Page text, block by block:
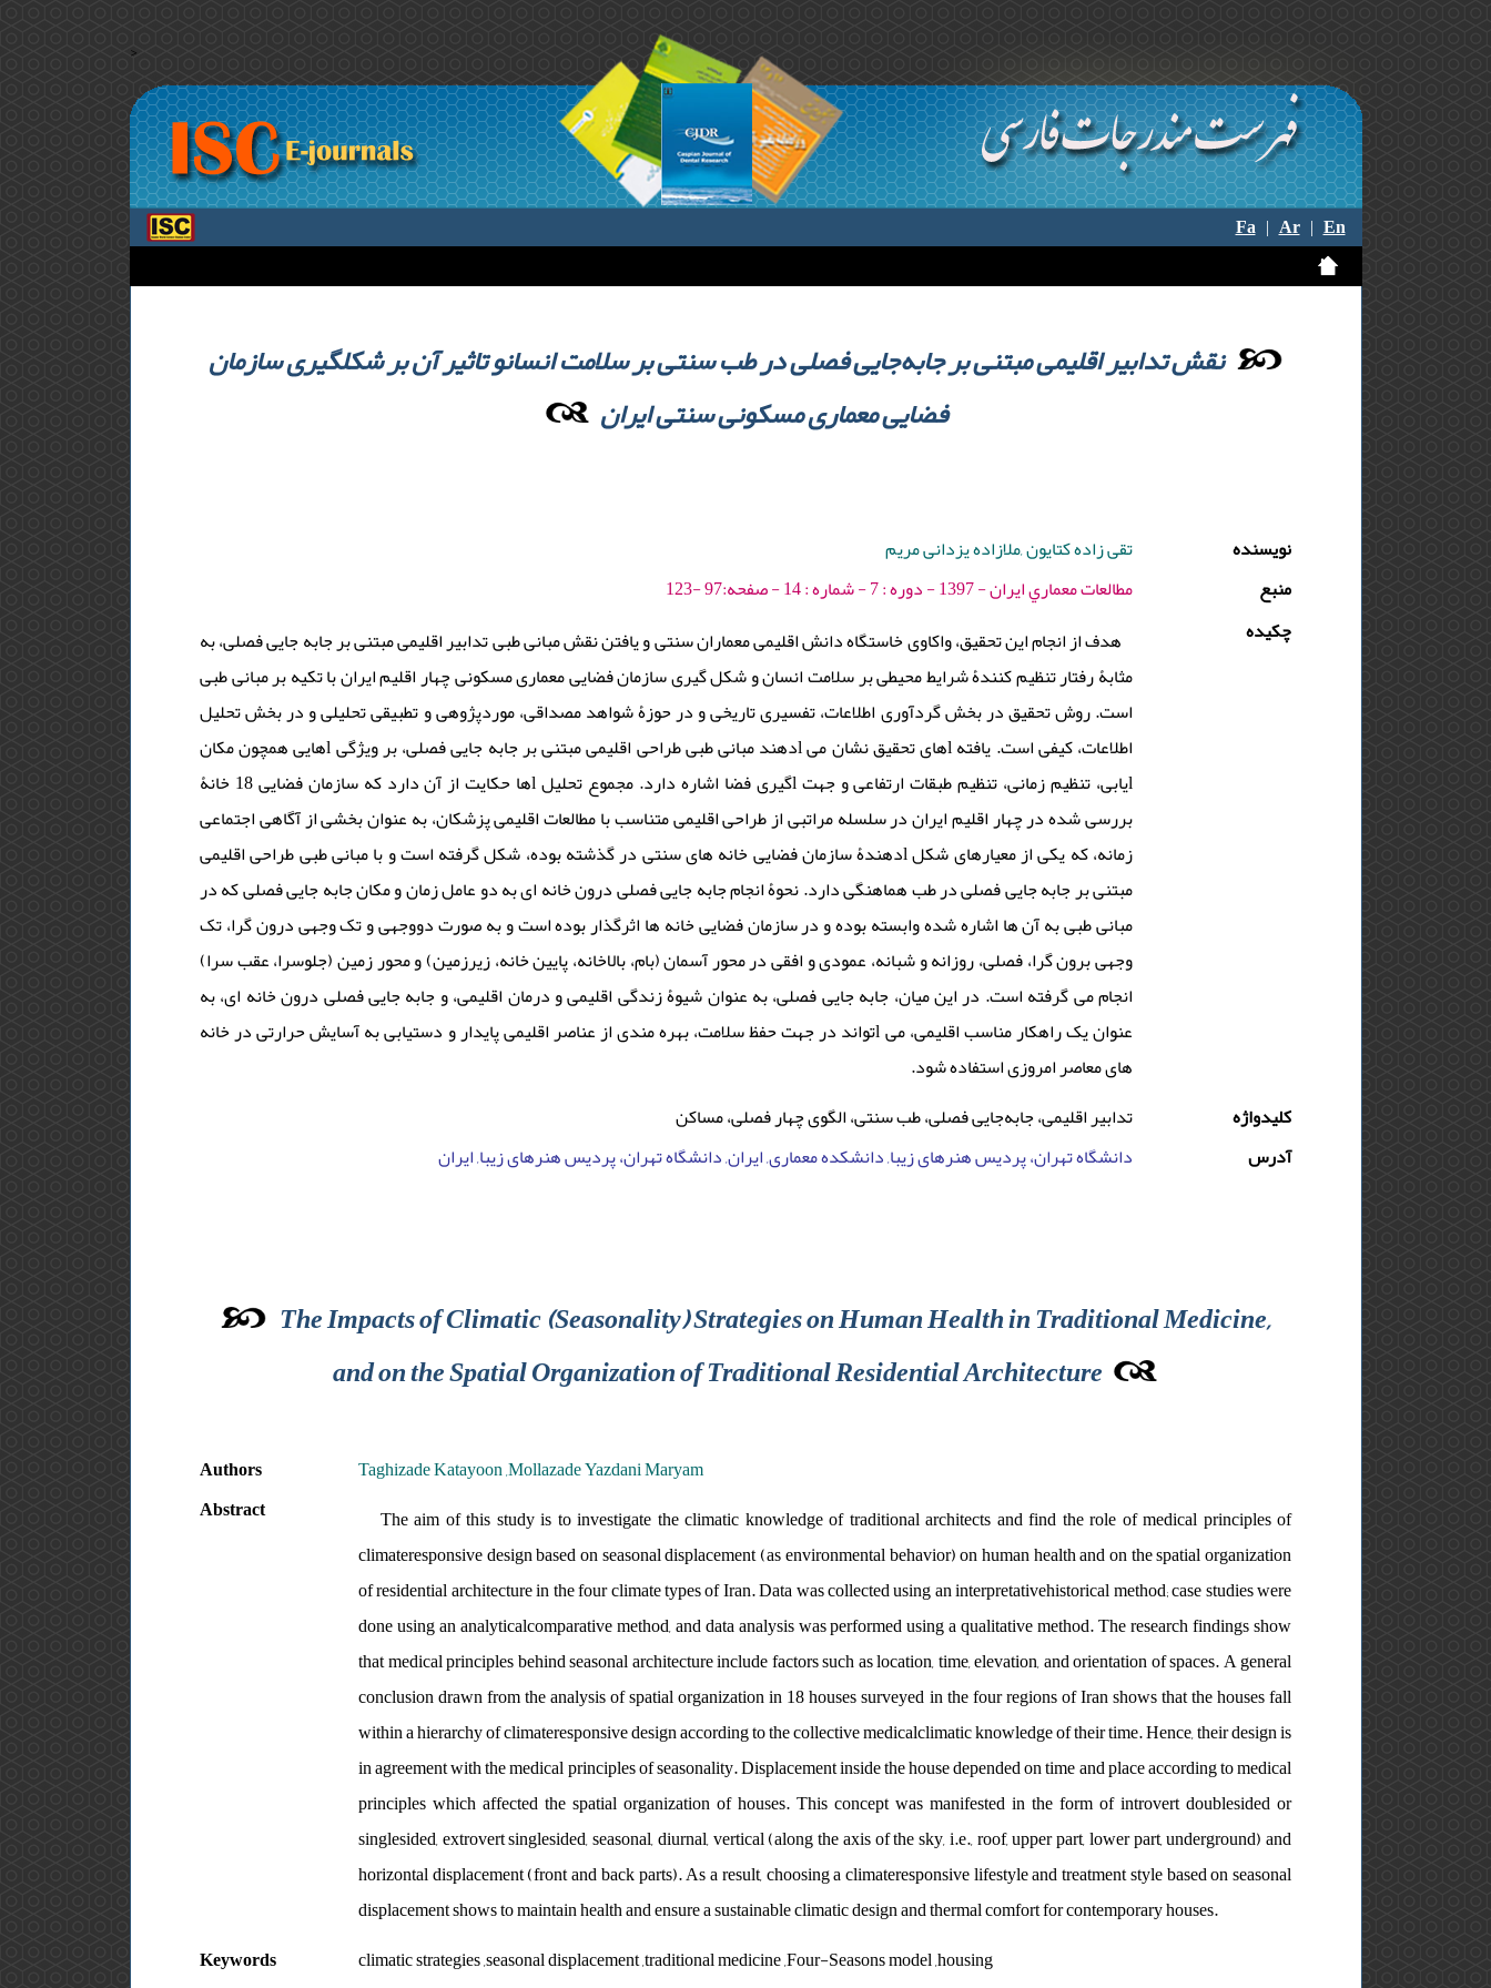
>
Fa|Ar|En
نقش تدابیر اقلیمی مبتنی بر جابه‌جایی فصلی در طب سنتی بر سلامت انسانو تاثیر آن بر شکل‎گیری سازمان
فضایی معماری مسکونی سنتی ایران
نویسنده
تقی زاده کتایون ,ملازاده یزدانی مریم
منبع
مطالعات معماري ايران - 1397 - دوره : 7 - شماره : 14 - صفحه:97 -123
چکیده
هدف از انجام این تحقیق، واکاوی خاستگاه دانش اقلیمی معماران سنتی و یافتن نقش مبانی طبی تدابیر اقلیمی مبتنی بر جابه جایی فصلی، به
مثابۀ رفتار تنظیم کنندۀ شرایط محیطی بر سلامت انسان و شکل گیری سازمان فضایی معماری مسکونی چهار اقلیم ایران با تکیه بر مبانی طبی
است. روش تحقیق در بخش گردآوری اطلاعات، تفسیری تاریخی و در حوزۀ شواهد مصداقی، موردپژوهی و تطبیقی تحلیلی و در بخش تحلیل
اطلاعات، کیفی است. یافته lهای تحقیق نشان می lدهند مبانی طبی طراحی اقلیمی مبتنی بر جابه جایی فصلی، بر ویژگی lهایی همچون مکان
lیابی، تنظیم زمانی، تنظیم طبقات ارتفاعی و جهت lگیری فضا اشاره دارد. مجموع تحلیل lها حکایت از آن دارد که سازمان فضایی 18 خانۀ
بررسی شده در چهار اقلیم ایران در سلسله مراتبی از طراحی اقلیمی متناسب با مطالعات اقلیمی پزشکان، به عنوان بخشی از آگاهی اجتماعی
زمانه، که یکی از معیارهای شکل lدهندۀ سازمان فضایی خانه های سنتی در گذشته بوده، شکل گرفته است و با مبانی طبی طراحی اقلیمی
مبتنی بر جابه جایی فصلی در طب هماهنگی دارد. نحوۀ انجام جابه جایی فصلی درون خانه ای به دو عامل زمان و مکان جابه جایی فصلی که در
مبانی طبی به آن ها اشاره شده وابسته بوده و در سازمان فضایی خانه ها اثرگذار بوده است و به صورت دووجهی و تک وجهی درون گرا، تک
وجهی برون گرا، فصلی، روزانه و شبانه، عمودی و افقی در محور آسمان (بام، بالاخانه، پایین خانه، زیرزمین) و محور زمین (جلوسرا، عقب سرا)
انجام می گرفته است. در این میان، جابه جایی فصلی، به عنوان شیوۀ زندگی اقلیمی و درمان اقلیمی، و جابه جایی فصلی درون خانه ای، به
عنوان یک راهکار مناسب اقلیمی، می lتواند در جهت حفظ سلامت، بهره مندی از عناصر اقلیمی پایدار و دستیابی به آسایش حرارتی در خانه
های معاصر امروزی استفاده شود.
کلیدواژه
تدابیر اقلیمی، جابه‌جایی فصلی، طب سنتی، الگوی چهار فصلی، مساکن
آدرس
دانشگاه تهران، پردیس هنرهای زیبا, دانشکده معماری, ایران, دانشگاه تهران، پردیس هنرهای زیبا, ایران
The Impacts of Climatic (Seasonality) Strategies on Human Health in Traditional Medicine,
and on the Spatial Organization of Traditional Residential Architecture
Authors
Taghizade Katayoon ,Mollazade Yazdani Maryam
Abstract
The aim of this study is to investigate the climatic knowledge of traditional architects and find the role of medical principles of
climateresponsive design based on seasonal displacement (as environmental behavior) on human health and on the spatial organization
of residential architecture in the four climate types of Iran. Data was collected using an interpretativehistorical method; case studies were
done using an analyticalcomparative method, and data analysis was performed using a qualitative method. The research findings show
that medical principles behind seasonal architecture include factors such as location, time, elevation, and orientation of spaces. A general
conclusion drawn from the analysis of spatial organization in 18 houses surveyed in the four regions of Iran shows that the houses fall
within a hierarchy of climateresponsive design according to the collective medicalclimatic knowledge of their time. Hence, their design is
in agreement with the medical principles of seasonality. Displacement inside the house depended on time and place according to medical
principles which affected the spatial organization of houses. This concept was manifested in the form of introvert doublesided or
singlesided, extrovert singlesided, seasonal, diurnal, vertical (along the axis of the sky, i.e., roof, upper part, lower part, underground) and
horizontal displacement (front and back parts). As a result, choosing a climateresponsive lifestyle and treatment style based on seasonal
displacement shows to maintain health and ensure a sustainable climatic design and thermal comfort for contemporary houses.
Keywords
climatic strategies ,seasonal displacement ,traditional medicine ,Four-Seasons model ,housing